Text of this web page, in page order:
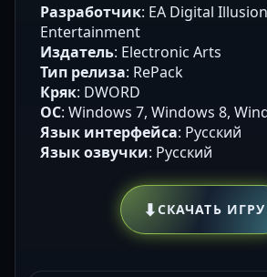
Разработчик: EA Digital
Entertainment
Издатель: Electronic Arts
Тип релиза: RePack
Кряк: DWORD
ОС: Windows 7, Windows 8,
Язык интерфейса: Русский
Язык озвучки: Русский
⬇СКАЧАТЬ ИГРУ